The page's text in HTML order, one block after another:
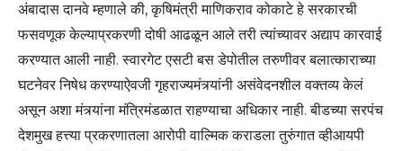
अंबादास दानवे म्हणाले की, कृषिमंत्री माणिकराव कोकाटे हे सरकारची
फसवणूक केल्याप्रकरणी दोषी आढळून आले तरी त्यांच्यावर अद्याप कारवाई
करण्यात आली नाही. स्वारगेट एसटी बस डेपोतील तरुणीवर बलात्काराच्या
घटनेवर निषेध करण्याऐवजी गृहराज्यमंत्र्यांनी असंवेदनशील वक्तव्य केलं
असून अशा मंत्र्यांना मंत्रिमंडळात राहण्याचा अधिकार नाही. बीडच्या सरपंच
देशमुख हत्त्या प्रकरणातला आरोपी वाल्मिक कराडला तुरुंगात व्हीआयपी